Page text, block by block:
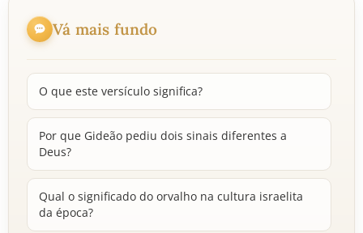
Vá mais fundo
O que este versículo significa?
Por que Gideão pediu dois sinais diferentes a
Deus?
Qual o significado do orvalho na cultura israelita
da época?